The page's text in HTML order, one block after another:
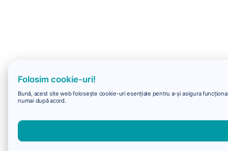
Folosim cookie-uri!
Bună, acest site web folosește cookie-uri esențiale pentru a-și asigura
numai după acord.